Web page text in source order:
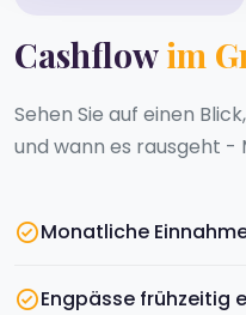
Cashflowim
Sehen Sie auf einen
und wann es rausgeht -
Monatliche
Engpässe frühzeitig